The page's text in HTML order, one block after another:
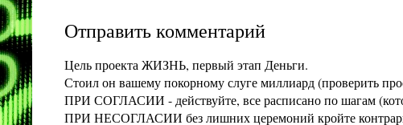
Отправить комментарий
Цель проекта ЖИЗНЬ, первый этап Деньги.
Стоил он вашему покорному слуге миллиард (проверить
ПРИ СОГЛАСИИ - действуйте, все расписано по шагам
ПРИ НЕСОГЛАСИИ без лишних церемоний кройте